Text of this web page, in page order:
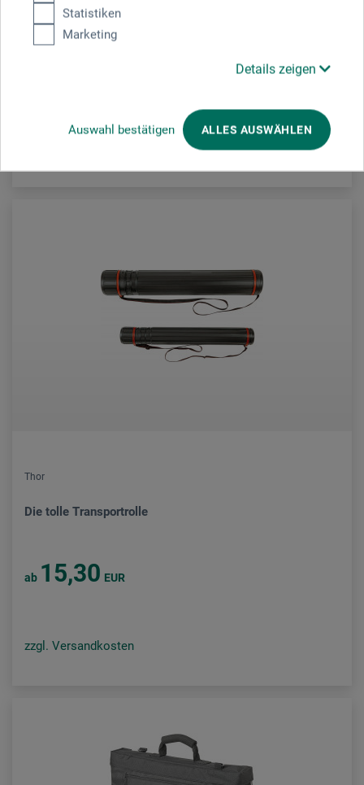
Statistiken
Marketing
Details zeigen
Auswahl bestätigen ALLES AUSWÄHLEN
Versandrolle
Thor
Die tolle Transportrolle
ab 15,30 EUR
zzgl. Versandkosten